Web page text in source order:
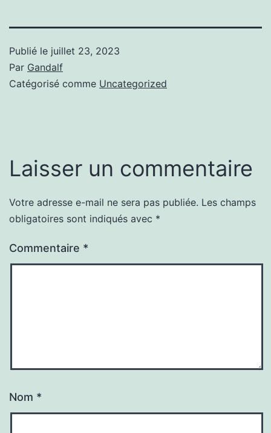
Publié le juillet 23, 2023
Par Gandalf
Catégorisé comme Uncategorized
Laisser un commentaire
Votre adresse e-mail ne sera pas publiée. Les champs
obligatoires sont indiqués avec *
Commentaire *
Nom *